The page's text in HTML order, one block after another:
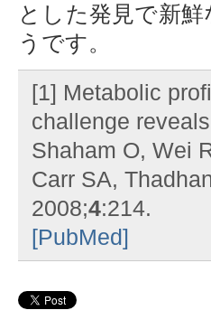
とした発見で新
うです。
[1] Metabolic
challenge
Shaham O, Wei
Carr SA,
2008;4:214.
[PubMed]